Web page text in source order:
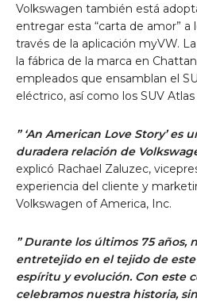
Volkswagen también está
entregar esta “carta de amor” a
través de la aplicación myVW.
la fábrica de la marca en
empleados que ensamblan el
eléctrico, así como los SUV
”‘An American Love Story’ es
duradera relación de
explicó Rachael Zaluzec,
experiencia del cliente y
Volkswagen of America, Inc.
” Durante los últimos 75 años,
entretejido en el tejido de
espíritu y evolución. Con este
celebramos nuestra historia,